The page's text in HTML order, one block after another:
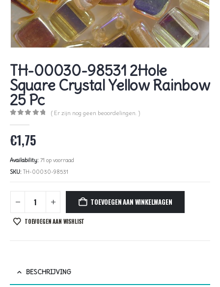
TH-00030-98531 2Hole
Square Crystal Yellow Rainbow
25 Pc
( Er zijn nog geen beoordelingen. )
€1,75
Availability: 71 op voorraad
SKU: TH-00030-98531
TOEVOEGEN AAN WINKELWAGEN
TOEVOEGEN AAN WISHLIST
BESCHRIJVING